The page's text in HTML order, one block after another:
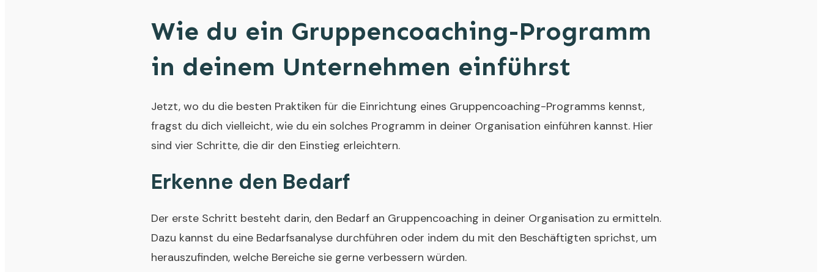
Wie du ein Gruppencoaching-Programm
in deinem Unternehmen einführst
Jetzt, wo du die besten Praktiken für die Einrichtung eines Gruppencoaching-Programms kennst,
fragst du dich vielleicht, wie du ein solches Programm in deiner Organisation einführen kannst. Hier
sind vier Schritte, die dir den Einstieg erleichtern.
Erkenne den Bedarf
Der erste Schritt besteht darin, den Bedarf an Gruppencoaching in deiner Organisation zu ermitteln.
Dazu kannst du eine Bedarfsanalyse durchführen oder indem du mit den Beschäftigten sprichst, um
herauszufinden, welche Bereiche sie gerne verbessern würden.